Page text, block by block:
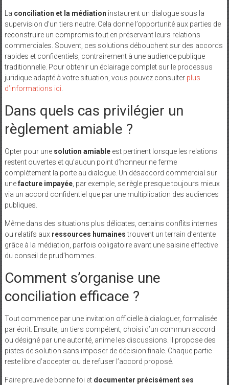
La conciliation et la médiation instaurent un dialogue sous la
supervision d’un tiers neutre. Cela donne l’opportunité aux parties de
reconstruire un compromis tout en préservant leurs relations
commerciales. Souvent, ces solutions débouchent sur des accords
rapides et confidentiels, contrairement à une audience publique
traditionnelle. Pour obtenir un éclairage complet sur le processus
juridique adapté à votre situation, vous pouvez consulter plus
d’informations ici
Dans quels cas privilégier un
règlement amiable ?
Opter pour une solution amiableest pertinent lorsque les relations
restent ouvertes et qu’aucun point d’honneur ne ferme
complètement la porte au dialogue. Un désaccord commercial sur
unefacture impayée, par exemple, se règle presque toujours mieux
via un accord confidentiel que par une multiplication des audiences
publiques.
Même dans des situations plus délicates, certains conflits internes
ou relatifs aux ressources humainestrouvent un terrain d’entente
grâce à la médiation, parfois obligatoire avant une saisine effective
du conseil de prud’hommes.
Comment s’organise une
conciliation efficace ?
Tout commence par une invitation officielle à dialoguer, formalisée
par écrit. Ensuite, un tiers compétent, choisi d’un commun accord
ou désigné par une autorité, anime les discussions. Il propose des
pistes de solution sans imposer de décision finale. Chaque partie
reste libre d’accepter ou de refuser l’accord proposé.
Faire preuve de bonne foi et documenter précisément ses